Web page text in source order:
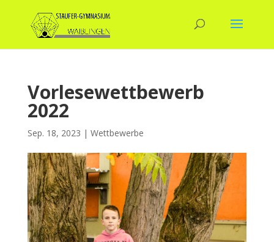
Vorlesewettbewerb
2022
Sep. 18, 2023 | Wettbewerbe